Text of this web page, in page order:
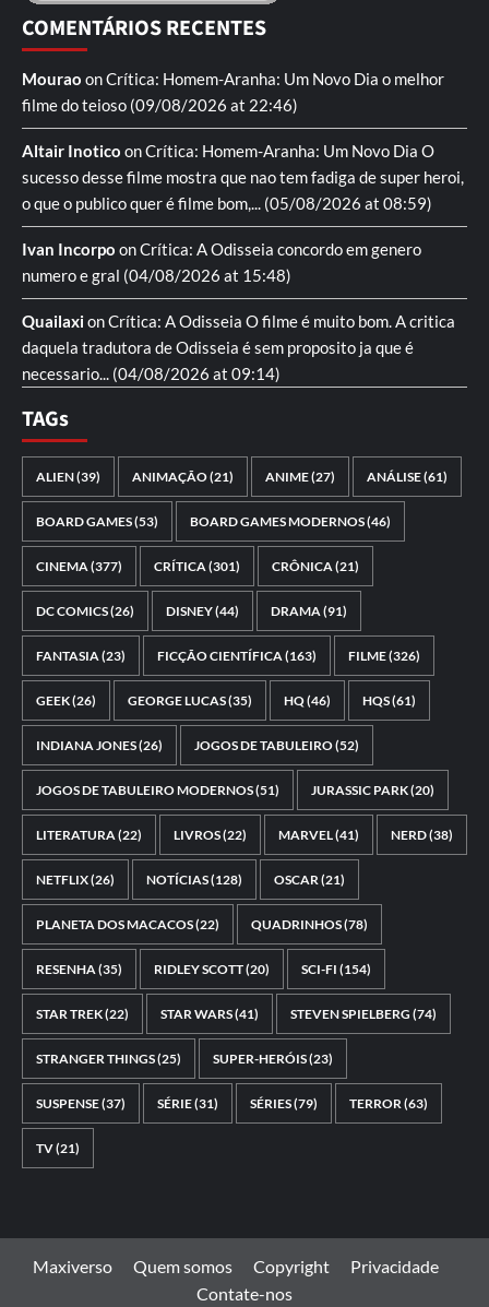
COMENTÁRIOS RECENTES
Mourao onCrítica: Homem-Aranha: Um Novo Dia o melhor
filme do teioso (09/08/2026 at 22:46)
Altair Inotico onCrítica: Homem-Aranha: Um Novo Dia O
sucesso desse filme mostra que nao tem fadiga de super heroi,
o que o publico quer é filme bom,... (05/08/2026 at 08:59)
Ivan Incorpo onCrítica: A Odisseia concordo em genero
numero e gral (04/08/2026 at 15:48)
QuailaxionCrítica: A Odisseia O filme é muito bom. A critica
daquela tradutora de Odisseia é sem proposito ja que é
necessario... (04/08/2026 at 09:14)
TAGs
ALIEN(39) ANIMAÇÃO(21) ANIME(27) ANÁLISE(61)
BOARD GAMES(53) BOARD GAMES MODERNOS(46)
CINEMA(377) CRÍTICA(301) CRÔNICA(21)
DC COMICS(26) DISNEY(44) DRAMA(91)
FANTASIA(23) FICÇÃO CIENTÍFICA(163) FILME(326)
GEEK(26) GEORGE LUCAS(35) HQ(46) HQS(61)
INDIANA JONES(26) JOGOS DE TABULEIRO(52)
JOGOS DE TABULEIRO MODERNOS(51) JURASSIC PARK(20)
LITERATURA(22) LIVROS(22) MARVEL(41) NERD(38)
NETFLIX(26) NOTÍCIAS(128) OSCAR(21)
PLANETA DOS MACACOS(22) QUADRINHOS(78)
RESENHA(35) RIDLEY SCOTT(20) SCI-FI (154)
STAR TREK(22) STAR WARS(41) STEVEN SPIELBERG (74)
STRANGER THINGS(25) SUPER-HERÓIS(23)
SUSPENSE(37) SÉRIE(31) SÉRIES(79) TERROR(63)
TV(21)
Maxiverso Quem somos Copyright
Privacidade
Contate-nos